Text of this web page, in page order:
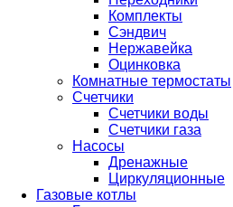
Комплекты
Сэндвич
Нержавейка
Оцинковка
Комнатные термостаты
Счетчики
Счетчики воды
Счетчики газа
Насосы
Дренажные
Циркуляционные
Газовые котлы